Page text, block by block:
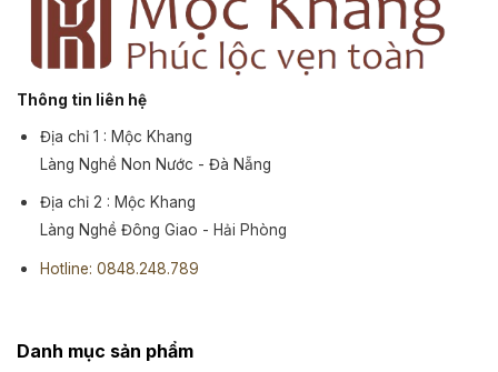
Thông tin liên hệ
Địa chỉ 1 : Mộc Khang
Làng Nghề Non Nước - Đà Nẵng
Địa chỉ 2 : Mộc Khang
Làng Nghề Đông Giao - Hải Phòng
Hotline: 0848.248.789
Danh mục sản phẩm